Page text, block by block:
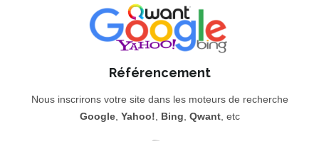
Référencement
Nous inscrirons votre site dans les moteurs de recherche
Google, Yahoo! Bing Qwant, etc